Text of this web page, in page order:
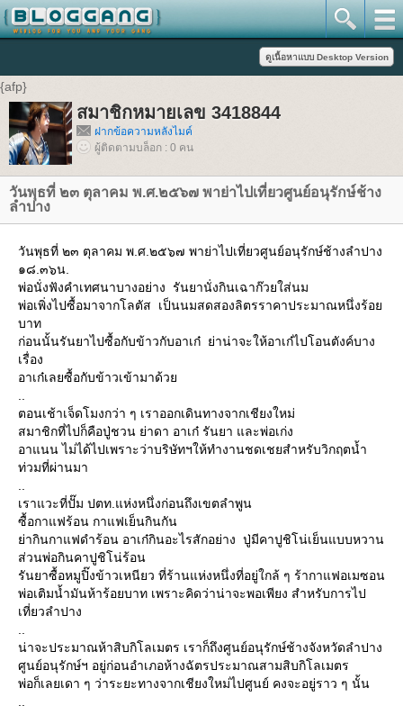
{afp}
สมาชิกหมายเลข 3418844
ฝากข้อความหลังไมค์
ผู้ติดตามบล็อก : 0 คน
วันพุธที่ ๒๓ ตุลาคม พ.ศ.๒๕๖๗ พาย่าไปเที่ยวศูนย์อนุรักษ์ช้าง
ลำปาง
วันพุธที่ ๒๓ ตุลาคม พ.ศ.๒๕๖๗ พาย่าไปเที่ยวศูนย์อนุรักษ์ช้างลำปาง
๑๘.๓๖น.
พ่อนั่งฟังคำเทศนาบางอย่าง รันยานั่งกินเฉาก๊วยใส่นม
พ่อเพิ่งไปซื้อมาจากโลตัส เป็นนมสดสองลิตรราคาประมาณหนึ่งร้อย
บาท
ก่อนนั้นรันยาไปซื้อกับข้าวกับอาเก๋ ย่าน่าจะให้อาเก๋ไปโอนตังค์บาง
เรื่อง
อาเก๋เลยซื้อกับข้าวเข้ามาด้วย
ตอนเช้าเจ็ดโมงกว่า ๆ เราออกเดินทางจากเชียงใหม่
สมาชิกที่ไปก็คือปู่ชวน ย่าดา อาเก๋ รันยา และพ่อเก่ง
อาแนน ไม่ได้ไปเพราะว่าบริษัทฯให้ทำงานชดเชยสำหรับวิกฤตน้ำ
ท่วมที่ผ่านมา
เราแวะที่ปั๊ม ปตท.แห่งหนึ่งก่อนถึงเขตลำพูน
ซื้อกาแฟร้อน กาแฟเย็นกินกัน
ย่ากินกาแฟดำร้อน อาเก๋กินอะไรสักอย่าง ปู่มีคาปูชิโน่เย็นแบบหวาน
ส่วนพ่อกินคาปูชิโน่ร้อน
รันยาซื้อหมูปิ๊งข้าวเหนียว ที่ร้านแห่งหนึ่งที่อยู่ใกล้ ๆ ร้ากาแฟอเมซอน
พ่อเติมน้ำมันห้าร้อยบาท เพราะคิดว่าน่าจะพอเพียง สำหรับการไป
เที่ยวลำปาง
น่าจะประมาณห้าสิบกิโลเมตร เราก็ถึงศูนย์อนุรักษ์ช้างจังหวัดลำปาง
ศูนย์อนุรักษ์ฯ อยู่ก่อนอำเภอห้างฉัตรประมาณสามสิบกิโลเมตร
พ่อก็เลยเดา ๆ ว่าระยะทางจากเชียงใหม่ไปศูนย์ คงจะอยู่ราว ๆ นั้น